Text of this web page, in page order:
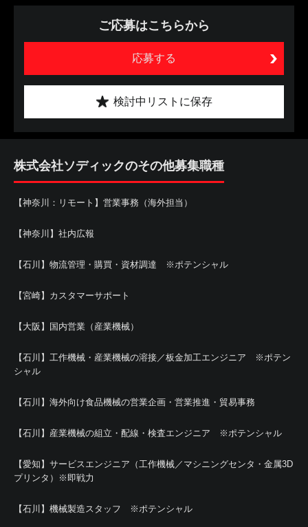
ご応募はこちらから
応募する
検討中リストに保存
株式会社ソディックのその他募集職種
【神奈川：リモート】営業事務（海外担当）
【神奈川】社内広報
【石川】物流管理・購買・資材調達 ※ポテンシャル
【宮崎】カスタマーサポート
【大阪】国内営業（産業機械）
【石川】工作機械・産業機械の溶接／板金加工エンジニア ※ポテン
シャル
【石川】海外向け食品機械の営業企画・営業推進・貿易事務
【石川】産業機械の組立・配線・検査エンジニア ※ポテンシャル
【愛知】サービスエンジニア（工作機械／マシニングセンタ・金属3D
プリンタ）※即戦力
【石川】機械製造スタッフ ※ポテンシャル